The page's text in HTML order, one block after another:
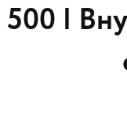
500 |